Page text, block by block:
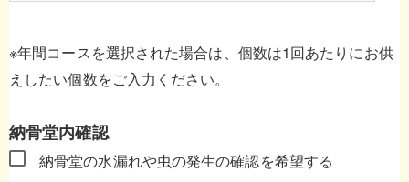
※年間コースを選択された場合は、個数は1回あたりにお供
えしたい個数をご入力ください。
納骨堂内確認
納骨堂の水漏れや虫の発生の確認を希望する